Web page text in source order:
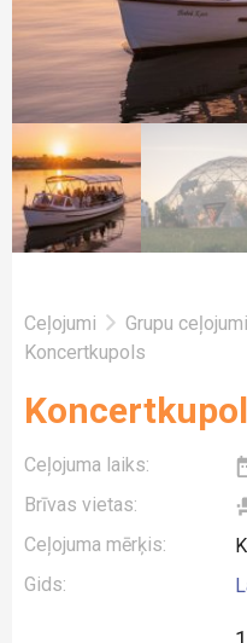
Ceļojumi Grupu ceļojumi
Koncertkupols
Ceļojuma laiks:
Brīvas vietas:
Ceļojuma mērķis:
Gids: